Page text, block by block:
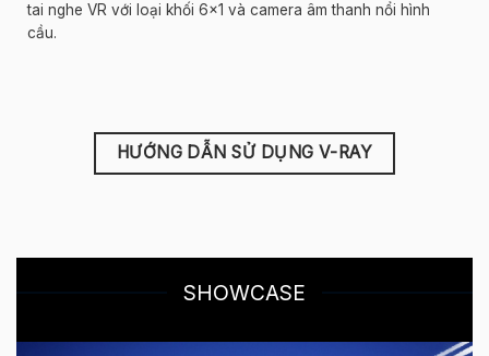
tai nghe VR với loại khối 6×1 và camera âm thanh nổi hình
cầu.
HƯỚNG DẪN SỬ DỤNG V-RAY
SHOWCASE